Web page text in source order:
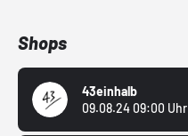
Shops
43einhalb
09.08.24 09:00 Uhr